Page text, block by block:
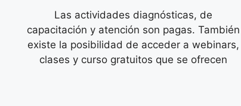
Las actividades diagnósticas, de
capacitación y atención son pagas. También
existe la posibilidad de acceder a webinars,
clases y curso gratuitos que se ofrecen